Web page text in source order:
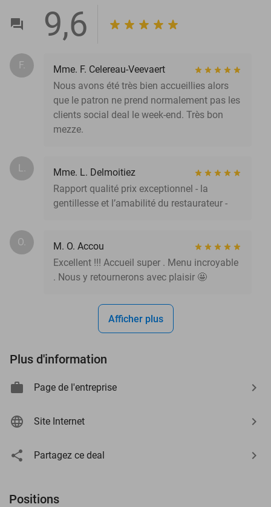
9,6
F.
Mme. F. Celereau-Veevaert
Nous avons été très bien accueillies alors
que le patron ne prend normalement pas les
clients social deal le week-end. Très bon
mezze.
L.
Mme. L. Delmoitiez
Rapport qualité prix exceptionnel - la
gentillesse et l’amabilité du restaurateur -
O.
M. O. Accou
Excellent !!! Accueil super . Menu incroyable
. Nous y retournerons avec plaisir 🤩
Afficher plus
Plus d'information
Page de l'entreprise
Site Internet
Partagez ce deal
Positions